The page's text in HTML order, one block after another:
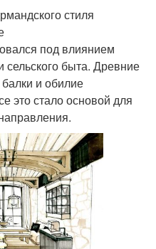
стиля
под влиянием
сельского быта. Древние
и обилие
это стало основой для